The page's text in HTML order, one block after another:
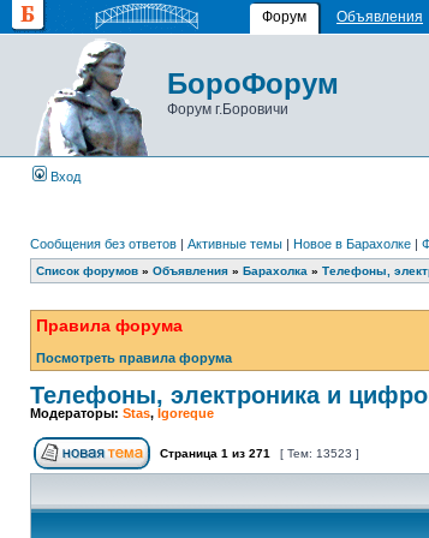
Форум Объявления
БороФорум
Форум г.Боровичи
Вход
Сообщения без ответов | Активные темы | Новое в Барахолке |
Список форумов » Объявления » Барахолка » Телефоны,
Правила форума
Посмотреть правила форума
Телефоны, электроника и
Модераторы: Stas, Igoreque
Страница 1 из 271 [ Тем: 13523 ]